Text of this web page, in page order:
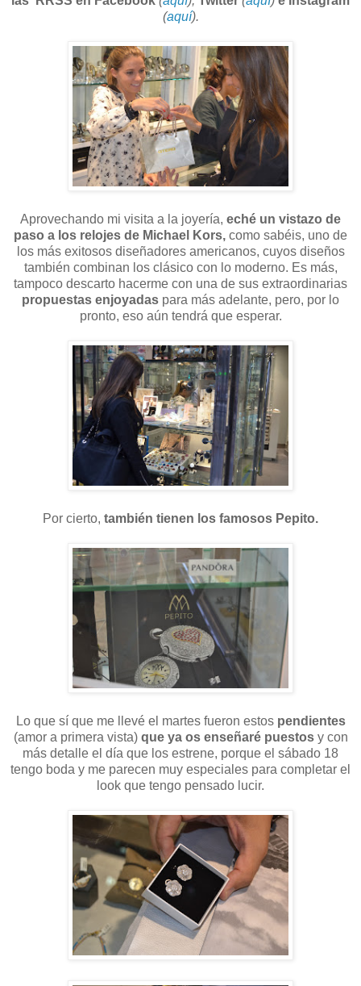
(aquí).
Aprovechando mi visita a la joyería, eché un vistazo de
paso a los relojes de Michael Kors, como sabéis, uno de
los más exitosos diseñadores americanos, cuyos diseños
también combinan los clásico con lo moderno. Es más,
tampoco descarto hacerme con una de sus extraordinarias
propuestas enjoyadas para más adelante, pero, por lo
pronto, eso aún tendrá que esperar.
Por cierto, también tienen los famosos Pepito.
Lo que sí que me llevé el martes fueron estos pendientes
(amor a primera vista) que ya os enseñaré puestos y con
más detalle el día que los estrene, porque el sábado 18
tengo boda y me parecen muy especiales para completar el
look que tengo pensado lucir.